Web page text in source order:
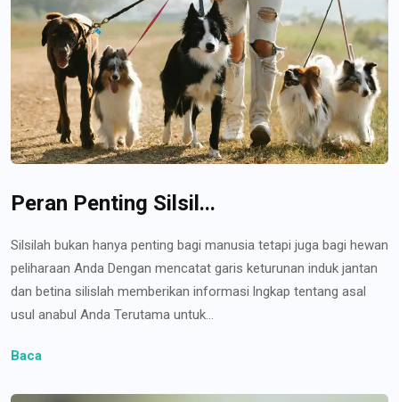
Peran Penting Silsil...
Silsilah bukan hanya penting bagi manusia tetapi juga bagi hewan
peliharaan Anda Dengan mencatat garis keturunan induk jantan
dan betina silislah memberikan informasi lngkap tentang asal
usul anabul Anda Terutama untuk...
Baca